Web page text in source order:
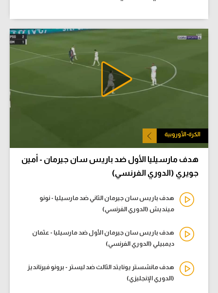
الكرة-الأوروبية
هدف مارسيليا الأول ضد باريس سان جيرمان - أمين
جويري (الدوري الفرنسي)
هدف باريس سان جيرمان الثاني ضد مارسيليا - نونو
مينديش (الدوري الفرنسي)
هدف باريس سان جيرمان الأول ضد مارسيليا - عثمان
ديمبيلي (الدوري الفرنسي)
هدف مانشستر يونايتد الثالث ضد ليستر - برونو فيرنانديز
(الدوري الإنجليزي)